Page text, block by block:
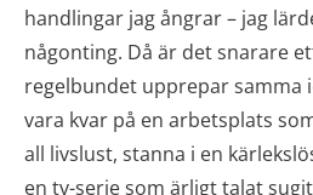
handlingar jag ångrar – jag
någonting. Då är det snarare
regelbundet upprepar samma
vara kvar på en arbetsplats
all livslust, stanna i en
en tv-serie som ärligt talat